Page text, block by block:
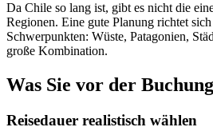
Da Chile so lang ist, gibt es nicht die
Regionen. Eine gute Planung richtet
Schwerpunkten: Wüste, Patagonien,
große Kombination.
Was Sie vor der
Reisedauer realistisch wählen